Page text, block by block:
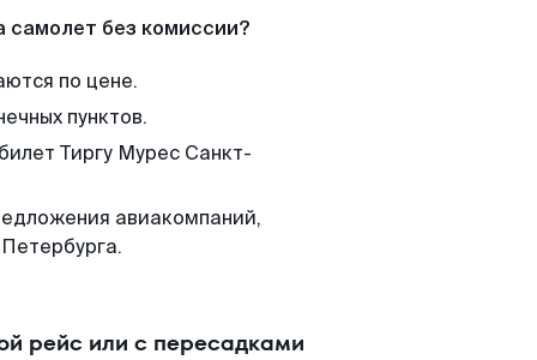
самолет без комиссии?
по цене.
пунктов.
Тиргу Мурес Санкт-
авиакомпаний,
рейс или с пересадками